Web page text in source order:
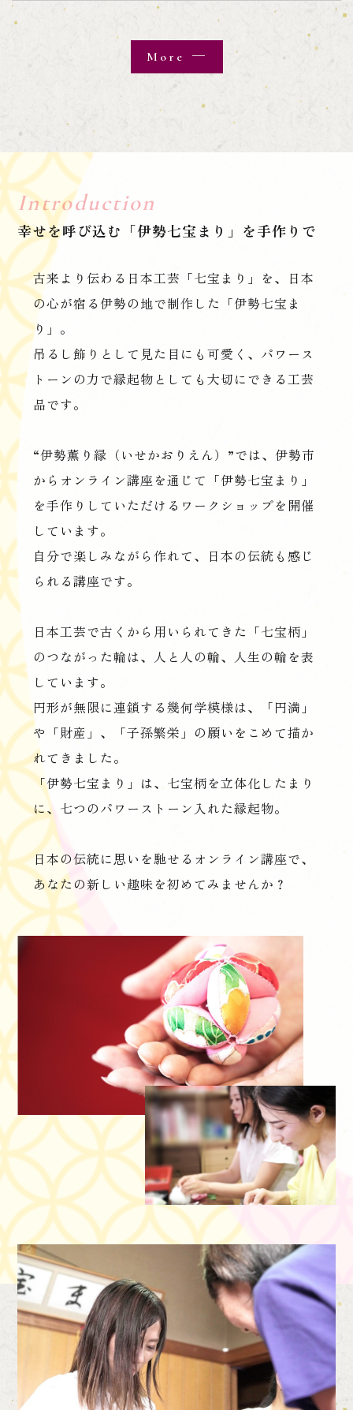
More
Introduction
幸せを呼び込む「伊勢七宝まり」を手作りで
古来より伝わる日本工芸「七宝まり」を、日本
の心が宿る伊勢の地で制作した「伊勢七宝ま
り」。
吊るし飾りとして見た目にも可愛く、パワース
トーンの力で縁起物としても大切にできる工芸
品です。
“伊勢薫り縁（いせかおりえん）”では、伊勢市
からオンライン講座を通じて「伊勢七宝まり」
を手作りしていただけるワークショップを開催
しています。
自分で楽しみながら作れて、日本の伝統も感じ
られる講座です。
日本工芸で古くから用いられてきた「七宝柄」
のつながった輪は、人と人の輪、人生の輪を表
しています。
円形が無限に連鎖する幾何学模様は、「円満」
や「財産」、「子孫繁栄」の願いをこめて描か
れてきました。
「伊勢七宝まり」は、七宝柄を立体化したまり
に、七つのパワーストーン入れた縁起物。
日本の伝統に思いを馳せるオンライン講座で、
あなたの新しい趣味を初めてみませんか？